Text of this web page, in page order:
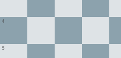
4
5